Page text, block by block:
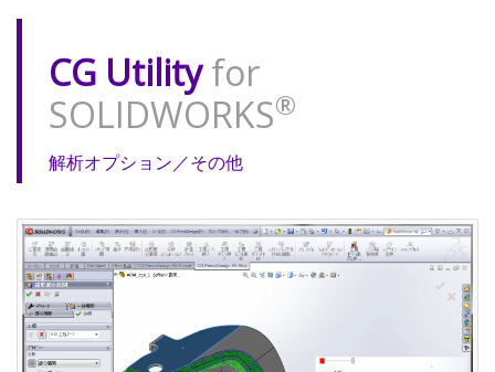
CG Utilityfor
SOLIDWORKS®
解析オプション／その他